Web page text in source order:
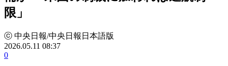
限」
ⓒ 中央日報/中央日報日本語版
2026.05.11 08:37
0